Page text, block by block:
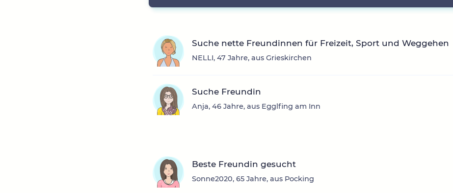
Suche nette Freundinnen für Freizeit, Sport und Weggehen
NELLI, 47 Jahre, aus Grieskirchen
Suche Freundin
Anja, 46 Jahre, aus Egglfing am Inn
Beste Freundin gesucht
Sonne2020, 65 Jahre, aus Pocking